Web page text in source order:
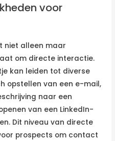
voor
niet alleen maar
om directe interactie.
kan leiden tot diverse
opstellen van een e-mail,
naar een
van een LinkedIn-
Dit niveau van directe
prospects om contact